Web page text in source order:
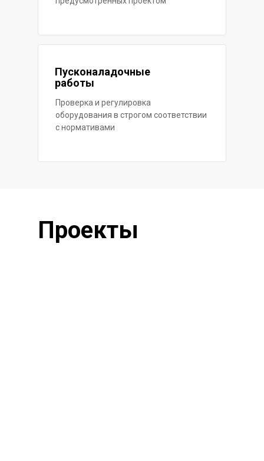
Пусконаладочные
работы
Проверка и регулировка
оборудования в строгом соответствии
с нормативами
Проекты